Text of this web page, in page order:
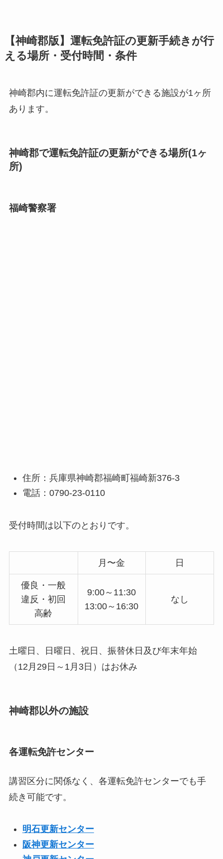
【神崎郡版】運転免許証の更新手続きが行
える場所・受付時間・条件
神崎郡内に運転免許証の更新ができる施設が1ヶ所
あります。
神崎郡で運転免許証の更新ができる場所(1ヶ
所)
福崎警察署
住所：兵庫県神崎郡福崎町福崎新376-3
電話：0790-23-0110
受付時間は以下のとおりです。
月〜金 日
優良・一般
違反・初回
高齢
9:00～11:30
13:00～16:30
なし
土曜日、日曜日、祝日、振替休日及び年末年始
（12月29日～1月3日）はお休み
神崎郡以外の施設
各運転免許センター
講習区分に関係なく、各運転免許センターでも手
続き可能です。
明石更新センター
阪神更新センター